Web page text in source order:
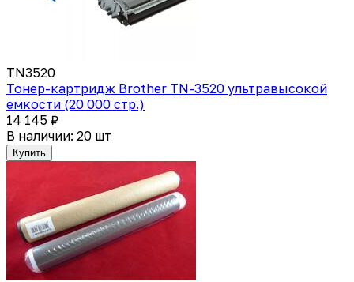
TN3520
Тонер-картридж Brother TN-3520 ультравысокой
емкости (20 000 стр.)
14 145 ₽
В наличии: 20 шт
Купить